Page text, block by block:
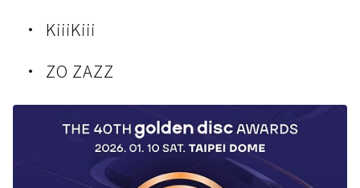
KiiiKiii
ZO ZAZZ